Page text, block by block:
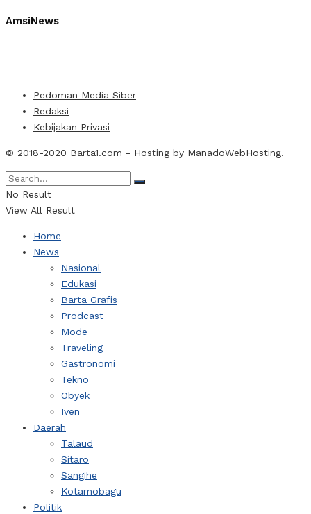
AmsiNews
Pedoman Media Siber
Redaksi
Kebijakan Privasi
© 2018-2020 Barta1.com - Hosting by ManadoWebHosting.
No Result
View All Result
Home
News
Nasional
Edukasi
Barta Grafis
Prodcast
Mode
Traveling
Gastronomi
Tekno
Obyek
Iven
Daerah
Talaud
Sitaro
Sangihe
Kotamobagu
Politik